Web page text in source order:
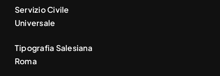
Servizio Civile
Universale
Tipografia Salesiana
Roma